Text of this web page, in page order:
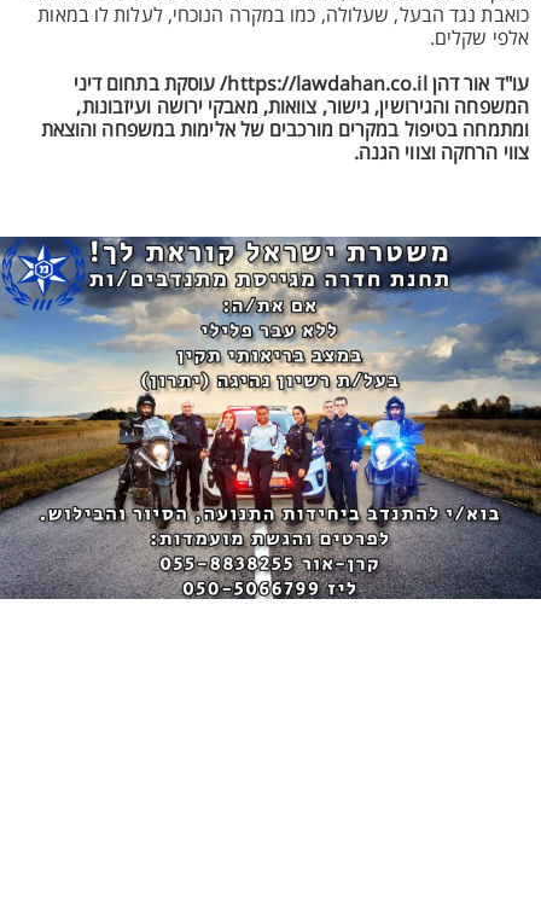
כואבת נגד הבעל, שעלולה, כמו במקרה הנוכחי, לעלות לו במאות
אלפי שקלים.
עו"ד אור דהן https://lawdahan.co.il/ עוסקת בתחום דיני
המשפחה והגירושין, גישור, צוואות, מאבקי ירושה ועיזבונות,
ומתמחה בטיפול במקרים מורכבים של אלימות במשפחה והוצאת
צווי הרחקה וצווי הגנה.